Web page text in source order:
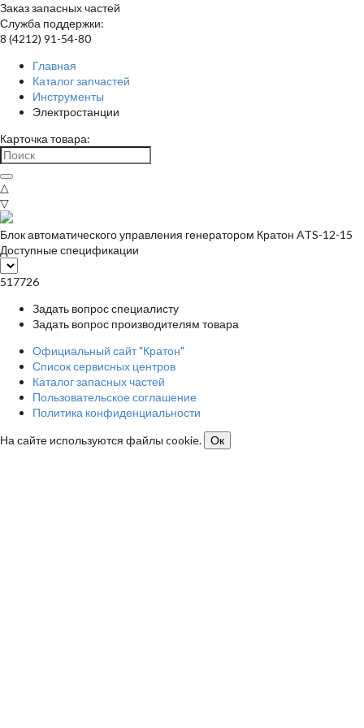
Заказ запасных частей
Служба поддержки:
8 (4212) 91-54-80
Главная
Каталог запчастей
Инструменты
Электростанции
Карточка товара:
△
▽
Блок автоматического управления генератором Кратон ATS-12-15
Доступные спецификации
517726
Задать вопрос специалисту
Задать вопрос производителям товара
Официальный сайт "Кратон"
Список сервисных центров
Каталог запасных частей
Пользовательское соглашение
Политика конфиденциальности
На сайте используются файлы cookie.
Ок